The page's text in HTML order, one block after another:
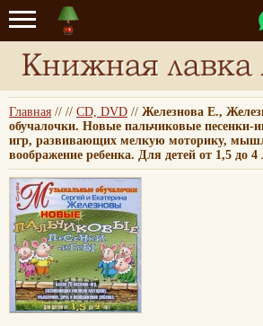
Главная // // CD, DVD // Железнова Е.,
обучалочки. Новые пальчиковые песенки-
игр, развивающих мелкую моторику,
воображение ребенка. Для детей от 1,5 до 4